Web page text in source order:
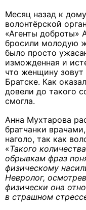
Месяц назад к
волонтёрской
«Агенты доброты»
бросили молодую
было просто
изможденная и
что женщину зовут
Братске. Как
довели до такого
смогла.
Анна Мухтарова
братчанки
наголо, так как
«Такого
обрывкам фраз
физическому
Невролог,
физически она
в страшном